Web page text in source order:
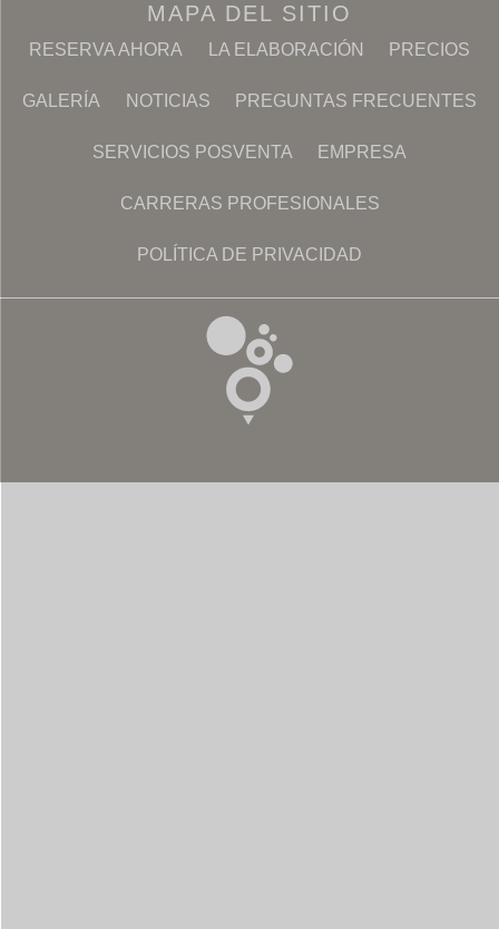
MAPA DEL SITIO
RESERVA AHORA LA ELABORACIÓN PRECIOS
GALERÍA NOTICIAS PREGUNTAS FRECUENTES
SERVICIOS POSVENTA EMPRESA
CARRERAS PROFESIONALES
POLÍTICA DE PRIVACIDAD